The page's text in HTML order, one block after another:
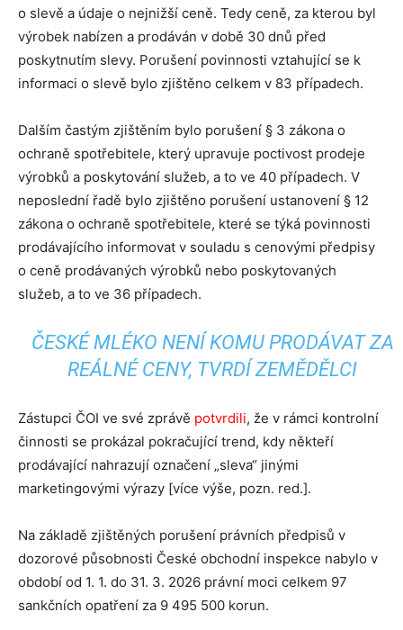
o slevě a údaje o nejnižší ceně. Tedy ceně, za kterou byl
výrobek nabízen a prodáván v době 30 dnů před
poskytnutím slevy. Porušení povinnosti vztahující se k
informaci o slevě bylo zjištěno celkem v 83 případech.
Dalším častým zjištěním bylo porušení § 3 zákona o
ochraně spotřebitele, který upravuje poctivost prodeje
výrobků a poskytování služeb, a to ve 40 případech. V
neposlední řadě bylo zjištěno porušení ustanovení § 12
zákona o ochraně spotřebitele, které se týká povinnosti
prodávajícího informovat v souladu s cenovými předpisy
o ceně prodávaných výrobků nebo poskytovaných
služeb, a to ve 36 případech.
ČESKÉ MLÉKO NENÍ KOMU PRODÁVAT ZA
REÁLNÉ CENY, TVRDÍ ZEMĚDĚLCI
Zástupci ČOI ve své zprávě potvrdili, že v rámci kontrolní
činnosti se prokázal pokračující trend, kdy někteří
prodávající nahrazují označení „sleva“ jinými
marketingovými výrazy [více výše, pozn. red.].
Na základě zjištěných porušení právních předpisů v
dozorové působnosti České obchodní inspekce nabylo v
období od 1. 1. do 31. 3. 2026 právní moci celkem 97
sankčních opatření za 9 495 500 korun.